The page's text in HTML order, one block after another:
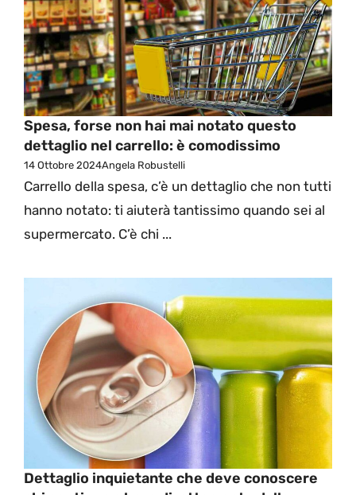
Spesa, forse non hai mai notato questo
dettaglio nel carrello: è comodissimo
14 Ottobre 2024Angela Robustelli
Carrello della spesa, c’è un dettaglio che non tutti
hanno notato: ti aiuterà tantissimo quando sei al
supermercato. C’è chi ...
Dettaglio inquietante che deve conoscere